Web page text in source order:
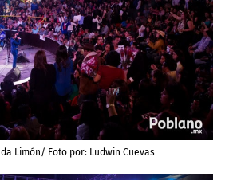
Limón/ Foto por: Ludwin Cuevas